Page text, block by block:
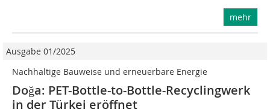
mehr
Ausgabe 01/2025
Nachhaltige Bauweise und erneuerbare Energie
Doğa: PET-Bottle-to-Bottle-Recyclingwerk
in der Türkei eröffnet